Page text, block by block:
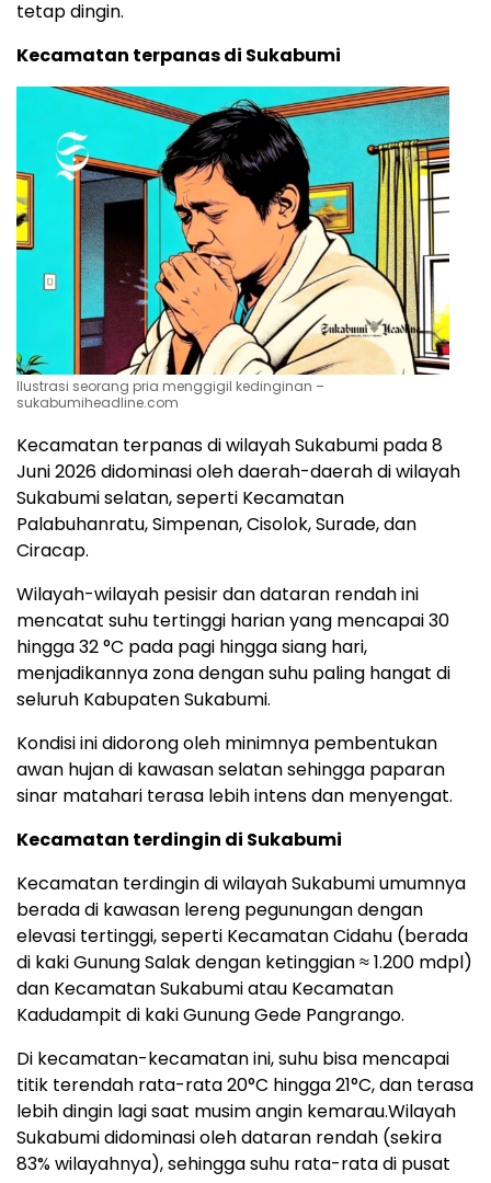
tetap dingin.
Kecamatan terpanas di Sukabumi
Ilustrasi seorang pria menggigil kedinginan –
sukabumiheadline.com
Kecamatan terpanas di wilayah Sukabumi pada 8
Juni 2026 didominasi oleh daerah-daerah di wilayah
Sukabumi selatan, seperti Kecamatan
Palabuhanratu, Simpenan, Cisolok, Surade, dan
Ciracap.
Wilayah-wilayah pesisir dan dataran rendah ini
mencatat suhu tertinggi harian yang mencapai 30
hingga 32 °C pada pagi hingga siang hari,
menjadikannya zona dengan suhu paling hangat di
seluruh Kabupaten Sukabumi.
Kondisi ini didorong oleh minimnya pembentukan
awan hujan di kawasan selatan sehingga paparan
sinar matahari terasa lebih intens dan menyengat.
Kecamatan terdingin di Sukabumi
Kecamatan terdingin di wilayah Sukabumi umumnya
berada di kawasan lereng pegunungan dengan
elevasi tertinggi, seperti Kecamatan Cidahu (berada
di kaki Gunung Salak dengan ketinggian ≈ 1.200 mdpl)
dan Kecamatan Sukabumi atau Kecamatan
Kadudampit di kaki Gunung Gede Pangrango.
Di kecamatan-kecamatan ini, suhu bisa mencapai
titik terendah rata-rata 20°C hingga 21°C, dan terasa
lebih dingin lagi saat musim angin kemarau.Wilayah
Sukabumi didominasi oleh dataran rendah (sekira
83% wilayahnya), sehingga suhu rata-rata di pusat